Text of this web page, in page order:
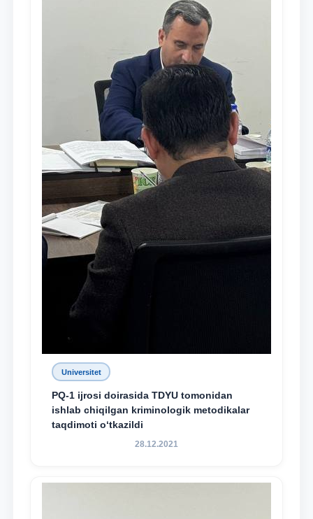
Universitet
PQ-1 ijrosi doirasida TDYU tomonidan
ishlab chiqilgan kriminologik metodikalar
taqdimoti o‘tkazildi
28.12.2021